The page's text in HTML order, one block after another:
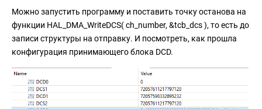
Можно запустить программу и поставить точку останова на
функции HAL_DMA_WriteDCS( ch_number, &tcb_dcs ), то есть до
записи структуры на отправку. И посмотреть, как прошла
конфигурация принимающего блока DCD.